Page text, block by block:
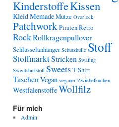
KinderstoffeKissen
KleidMemadeMütze Overlock
PatchworkPiratenRetro
RockRollkragenpullover
Schlüsselanhänger Schutzhülle Stoff
StoffmarktStricken Swafing
Sweatshirtstoff SweetsT-Shirt
Taschen Vegan veganer Zwiebelkuchen
WestfalenstoffeWollfilz
Für mich
Admin